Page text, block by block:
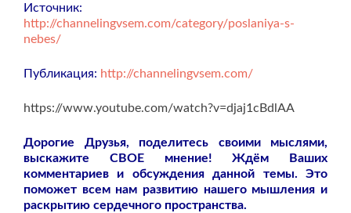
Источник:
http://channelingvsem.com/category/poslaniya-s-
nebes/
Публикация: http://channelingvsem.com/
https://www.youtube.com/watch?v=djaj1cBdlAA
Дорогие Друзья, поделитесь своими мыслями,
выскажите СВОЕ мнение! Ждём Ваших
комментариев и обсуждения данной темы. Это
поможет всем нам развитию нашего мышления и
раскрытию сердечного пространства.